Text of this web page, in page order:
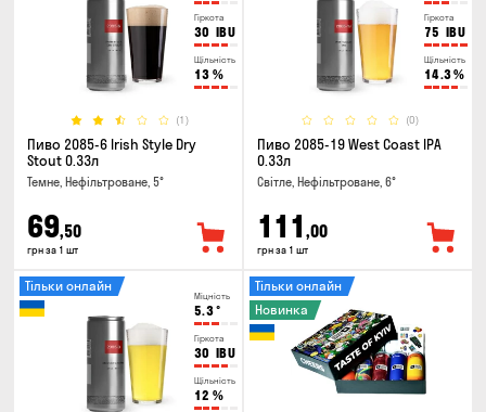
Гіркота
30 IBU
Щільність
13 %
(1)
Пиво 2085-6 Irish Style Dry
Stout 0.33л
Темне, Нефільтроване, 5°
69,50
грн за 1 шт
Гіркота
75 IBU
Щільність
14.3%
(0)
Пиво 2085-19 West Coast IPA
0.33л
Світле, Нефільтроване, 6°
111 ,00
грн за 1 шт
Міцність
5.3°
Гіркота
30 IBU
Щільність
12 %
Тільки онлайн
Тільки онлайн
Новинка